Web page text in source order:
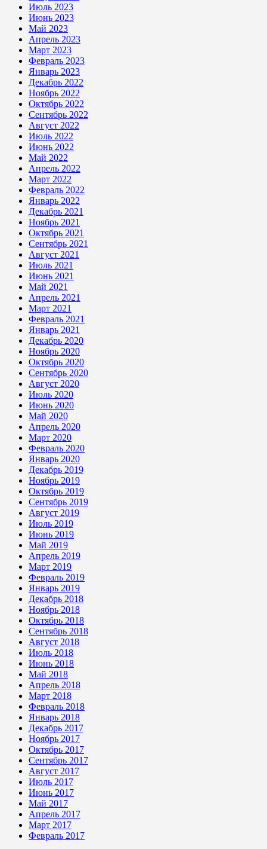
Июль 2023
Июнь 2023
Май 2023
Апрель 2023
Март 2023
Февраль 2023
Январь 2023
Декабрь 2022
Ноябрь 2022
Октябрь 2022
Сентябрь 2022
Август 2022
Июль 2022
Июнь 2022
Май 2022
Апрель 2022
Март 2022
Февраль 2022
Январь 2022
Декабрь 2021
Ноябрь 2021
Октябрь 2021
Сентябрь 2021
Август 2021
Июль 2021
Июнь 2021
Май 2021
Апрель 2021
Март 2021
Февраль 2021
Январь 2021
Декабрь 2020
Ноябрь 2020
Октябрь 2020
Сентябрь 2020
Август 2020
Июль 2020
Июнь 2020
Май 2020
Апрель 2020
Март 2020
Февраль 2020
Январь 2020
Декабрь 2019
Ноябрь 2019
Октябрь 2019
Сентябрь 2019
Август 2019
Июль 2019
Июнь 2019
Май 2019
Апрель 2019
Март 2019
Февраль 2019
Январь 2019
Декабрь 2018
Ноябрь 2018
Октябрь 2018
Сентябрь 2018
Август 2018
Июль 2018
Июнь 2018
Май 2018
Апрель 2018
Март 2018
Февраль 2018
Январь 2018
Декабрь 2017
Ноябрь 2017
Октябрь 2017
Сентябрь 2017
Август 2017
Июль 2017
Июнь 2017
Май 2017
Апрель 2017
Март 2017
Февраль 2017